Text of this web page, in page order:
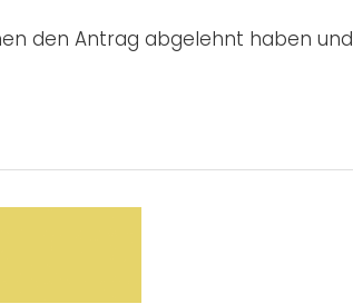
den Antrag abgelehnt haben und